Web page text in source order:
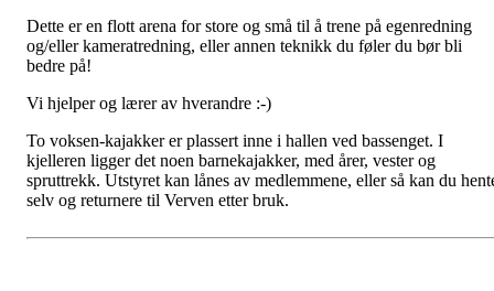
Dette er en flott arena for store og små til å trene på egenredning
og/eller kameratredning, eller annen teknikk du føler du bør bli
bedre på!
Vi hjelper og lærer av hverandre :-)
To voksen-kajakker er plassert inne i hallen ved bassenget. I
kjelleren ligger det noen barnekajakker, med årer, vester og
spruttrekk. Utstyret kan lånes av medlemmene, eller så kan du
selv og returnere til Verven etter bruk.